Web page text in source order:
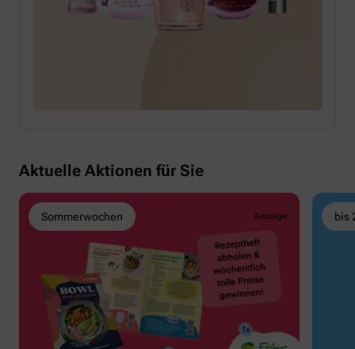
Aktuelle Aktionen für Sie
Sommerwochen bis